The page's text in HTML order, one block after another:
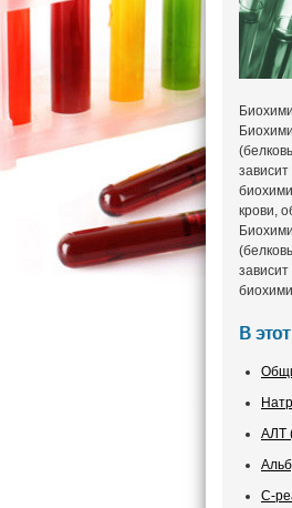
крови,
В
АЛТ
С-